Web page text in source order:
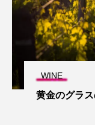
WINE
黄金のグラ